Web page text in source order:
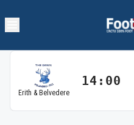
Erith & Belvedere
14:00